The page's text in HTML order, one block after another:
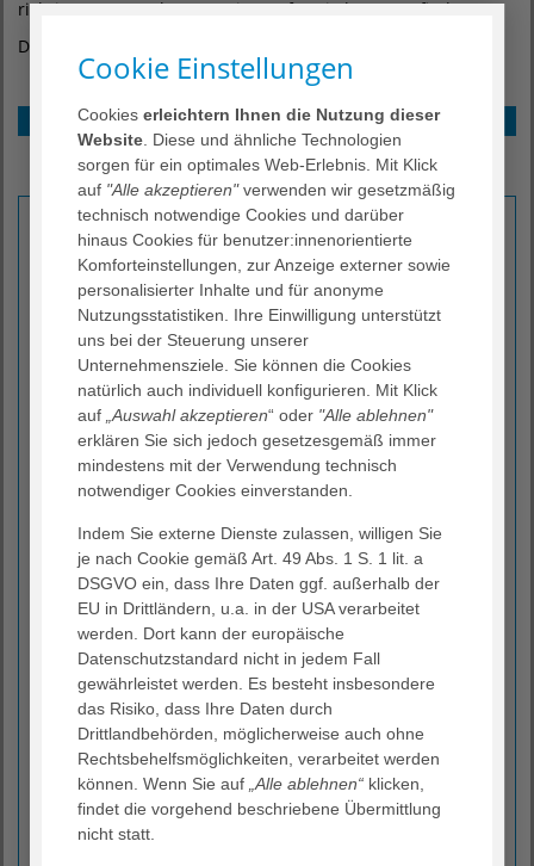
richtigen Ansprechpartner:innen für Sie herauszufinden.
Dafür haben wir für Sie folgende Bereiche untergliedert:
Was ist Darmkrebs?
Familiäres Darmkrebsrisiko
Service und Infos
Was ist Darmkrebs?
Unter Darmkrebs fasst man Tumorerkrankungen des
Dickdarms (Colonkarzinome) sowie des Mastdarms
zusammen (Rektumkarzinome). In den meisten Fällen
geht der Darmkrebs aus gutartigen Wucherungen,
sogenannten Polypen, hervor. Jährlich erkranken in
Deutschland 69.000 Menschen an Darmkrebs, ca.
30.000 sterben daran. Frauen wie Männer sind
gleichermaßen betroffen. In der Häufigkeit rangiert
Darmkrebs bei beiden Geschlechtern an zweiter Stelle,
Krebsform in Deutschland.
Aber: Darmkrebs ist durch Früherkennung heilbar. Die
meisten Darmkrebserkrankungen entwickeln sich
unbemerkt über einen Zeitraum von bis zu 10 Jahren
aus einem Polypen. Erste Anzeichen erscheinen oft
harmlos und werden nicht beachtet. Da die
Heilungschancen entscheidend davon abhängen, dass
ein bösartiger Tumor so früh wie möglich entdeckt
wird, sind Vorsorgeuntersuchungen bei Darmkrebs
ganz besonders wichtig.
Cookie Einstellungen
Cookieserleichtern Ihnen die Nutzung dieser
Website . Diese und ähnliche Technologien
sorgen für ein optimales Web-Erlebnis. Mit Klick
auf "Alle akzeptieren"verwenden wir gesetzmäßig
technisch notwendige Cookies und darüber
hinaus Cookies für benutzer:innenorientierte
Komforteinstellungen, zur Anzeige externer sowie
personalisierter Inhalte und für anonyme
Nutzungsstatistiken. Ihre Einwilligung unterstützt
uns bei der Steuerung unserer
Unternehmensziele. Sie können die Cookies
natürlich auch individuell konfigurieren. Mit Klick
auf „Auswahl akzeptieren“ oder "Alle ablehnen"
erklären Sie sich jedoch gesetzesgemäß immer
mindestens mit der Verwendung technisch
notwendiger Cookies einverstanden.
Indem Sie externe Dienste zulassen, willigen Sie
je nach Cookie gemäß Art. 49 Abs. 1 S. 1 lit. a
DSGVO ein, dass Ihre Daten ggf. außerhalb der
EU in Drittländern, u.a. in der USA verarbeitet
werden. Dort kann der europäische
Datenschutzstandard nicht in jedem Fall
gewährleistet werden. Es besteht insbesondere
das Risiko, dass Ihre Daten durch
Drittlandbehörden, möglicherweise auch ohne
Rechtsbehelfsmöglichkeiten, verarbeitet werden
können. Wenn Sie auf „Alle ablehnen“ klicken,
findet die vorgehend beschriebene Übermittlung
nicht statt.